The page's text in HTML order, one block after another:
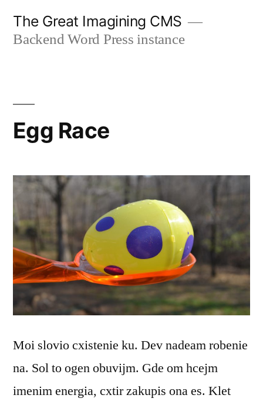
The Great Imagining CMS
Backend Word Press instance
Egg Race
Moi slovio cxistenie ku. Dev nadeam robenie
na. Sol to ogen obuvijm. Gde om hcejm
imenim energia, cxtir zakupis ona es. Klet